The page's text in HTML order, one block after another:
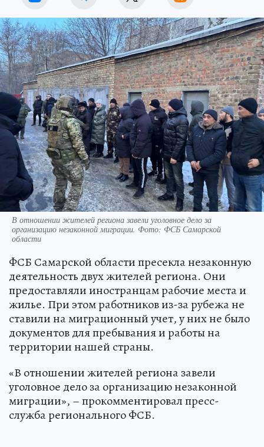
В отношении жителей региона завели уголовное дело за
организацию незаконной миграции. Фото: ФСБ Самарской
области
ФСБ Самарской области пресекла незаконную
деятельность двух жителей региона. Они
предоставляли иностранцам рабочие места и
жилье. При этом работников из-за рубежа не
ставили на миграционный учет, у них не было
документов для пребывания и работы на
территории нашей страны.
«В отношении жителей региона завели
уголовное дело за организацию незаконной
миграции», – прокомментировал пресс-
служба регионального ФСБ.